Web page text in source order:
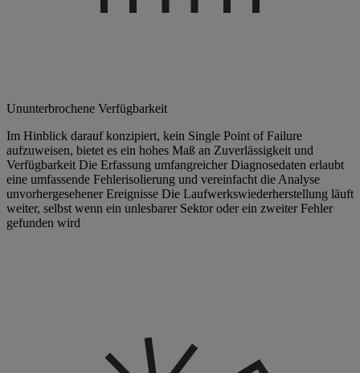
Ununterbrochene Verfügbarkeit
Im Hinblick darauf konzipiert, kein Single Point of Failure
aufzuweisen, bietet es ein hohes Maß an Zuverlässigkeit und
Verfügbarkeit Die Erfassung umfangreicher Diagnosedaten erlaubt
eine umfassende Fehlerisolierung und vereinfacht die Analyse
unvorhergesehener Ereignisse Die Laufwerkswiederherstellung läuft
weiter, selbst wenn ein unlesbarer Sektor oder ein zweiter Fehler
gefunden wird